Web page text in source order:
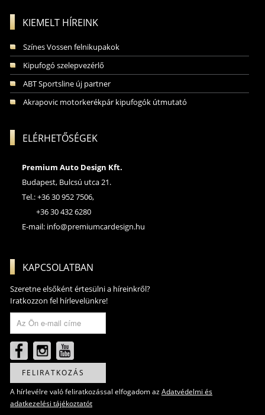
KIEMELT HÍREINK
Színes Vossen felnikupakok
Kipufogó szelepvezérlő
ABT Sportsline új partner
Akrapovic motorkerékpár kipufogók útmutató
ELÉRHETŐSÉGEK
Premium Auto Design Kft.
Budapest, Bulcsú utca 21.
Tel.: +36 30 952 7506,
+36 30 432 6280
E-mail: info@premiumcardesign.hu
KAPCSOLATBAN
Szeretne elsőként értesülni a híreinkről?
Iratkozzon fel hírlevelünkre!
FELIRATKOZÁS
A hírlevélre való feliratkozással elfogadom azAdatvédelmi és
adatkezelési tájékoztatót